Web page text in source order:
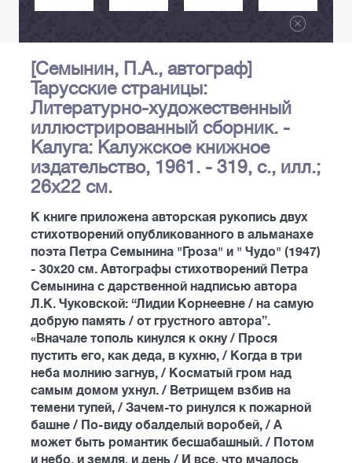
[Семынин, П.А., автограф]
Тарусские страницы:
Литературно-художественный
иллюстрированный сборник. -
Калуга: Калужское книжное
издательство, 1961. - 319, с., илл.;
26х22 см.
К книге приложена авторская рукопись двух
стихотворений опубликованного в альманахе
поэта Петра Семынина "Гроза" и " Чудо" (1947)
- 30х20 см. Автографы стихотворений Петра
Семынина с дарственной надписью автора
Л.К. Чуковской: “Лидии Корнеевне / на самую
добрую память / от грустного автора”.
«Вначале тополь кинулся к окну / Прося
пустить его, как деда, в кухню, / Когда в три
неба молнию загнув, / Косматый гром над
самым домом ухнул. / Ветрищем взбив на
темени тупей, / Зачем-то ринулся к пожарной
башне / По-виду обалделый воробей, / А
может быть романтик бесшабашный. / Потом
и небо, и земля, и день / И все, что мчалось